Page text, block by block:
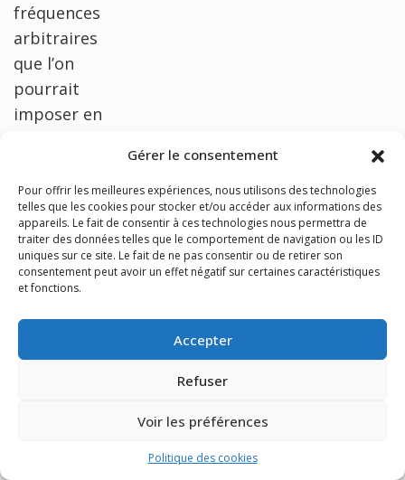
Gérer le consentement
Pour offrir les meilleures expériences, nous utilisons des technologies
telles que les cookies pour stocker et/ou accéder aux informations des
appareils. Le fait de consentir à ces technologies nous permettra de
traiter des données telles que le comportement de navigation ou les ID
uniques sur ce site. Le fait de ne pas consentir ou de retirer son
consentement peut avoir un effet négatif sur certaines caractéristiques
et fonctions.
Accepter
Refuser
Voir les préférences
Politique des cookies
fréquences
arbitraires
que l’on
pourrait
imposer en
transmissio
n.
Toutefois,
le nombre
de
paramètres
dans la